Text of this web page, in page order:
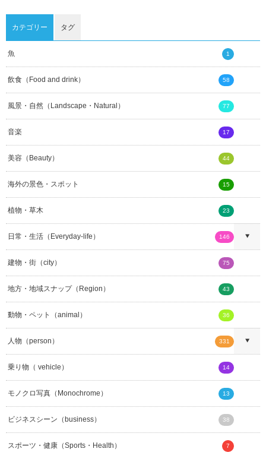
カテゴリー タグ
魚 1
飲食（Food and drink） 58
風景・自然（Landscape・Natural） 77
音楽 17
美容（Beauty） 44
海外の景色・スポット 15
植物・草木 23
日常・生活（Everyday-life） 146
建物・街（city） 75
地方・地域スナップ（Region） 43
動物・ペット（animal） 36
人物（person） 331
乗り物（ vehicle） 14
モノクロ写真（Monochrome） 13
ビジネスシーン（business） 38
スポーツ・健康（Sports・Health） 7